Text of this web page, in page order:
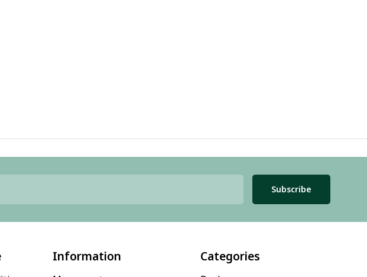
Subscribe
Information Categories